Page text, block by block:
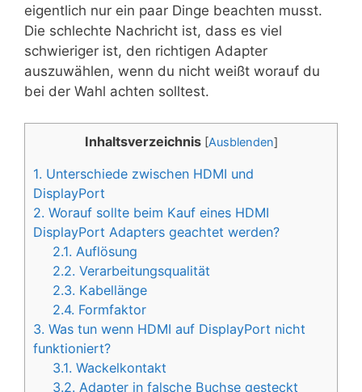
eigentlich nur ein paar Dinge beachten musst.
Die schlechte Nachricht ist, dass es viel
schwieriger ist, den richtigen Adapter
auszuwählen, wenn du nicht weißt worauf du
bei der Wahl achten solltest.
Inhaltsverzeichnis [Ausblenden]
1. Unterschiede zwischen HDMI und
DisplayPort
2. Worauf sollte beim Kauf eines HDMI
DisplayPort Adapters geachtet werden?
2.1. Auflösung
2.2. Verarbeitungsqualität
2.3. Kabellänge
2.4. Formfaktor
3. Was tun wenn HDMI auf DisplayPort nicht
funktioniert?
3.1. Wackelkontakt
3.2. Adapter in falsche Buchse gesteckt